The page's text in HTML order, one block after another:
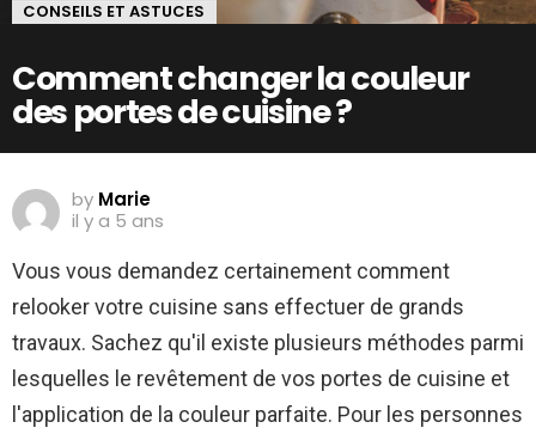
CONSEILS ET ASTUCES
Comment changer la couleur
des portes de cuisine ?
by Marie
il y a 5 ans
Vous vous demandez certainement comment
relooker votre cuisine sans effectuer de grands
travaux. Sachez qu'il existe plusieurs méthodes parmi
lesquelles le revêtement de vos portes de cuisine et
l'application de la couleur parfaite. Pour les personnes